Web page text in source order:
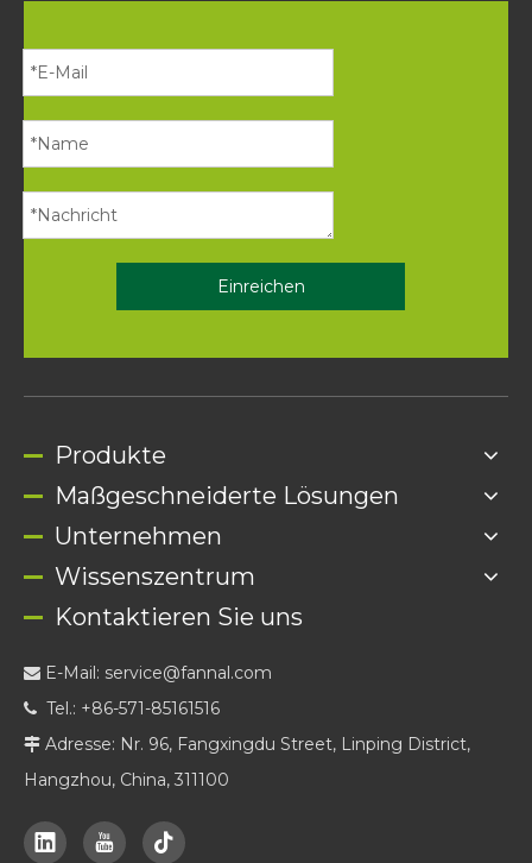
Einreichen
Produkte
Maßgeschneiderte Lösungen
Unternehmen
Wissenszentrum
Kontaktieren Sie uns
 E-Mail: service@fannal.com
 Tel.: +86-571-85161516
 Adresse: Nr. 96, Fangxingdu Street, Linping District,
Hangzhou, China, 311100